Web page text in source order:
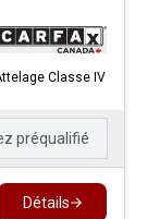
Classe IV
préqualifié
Détails